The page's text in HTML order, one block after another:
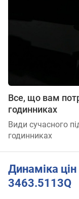
Все, що вам
годинниках
Види сучасного
годинниках
Динаміка
3463.5113Q